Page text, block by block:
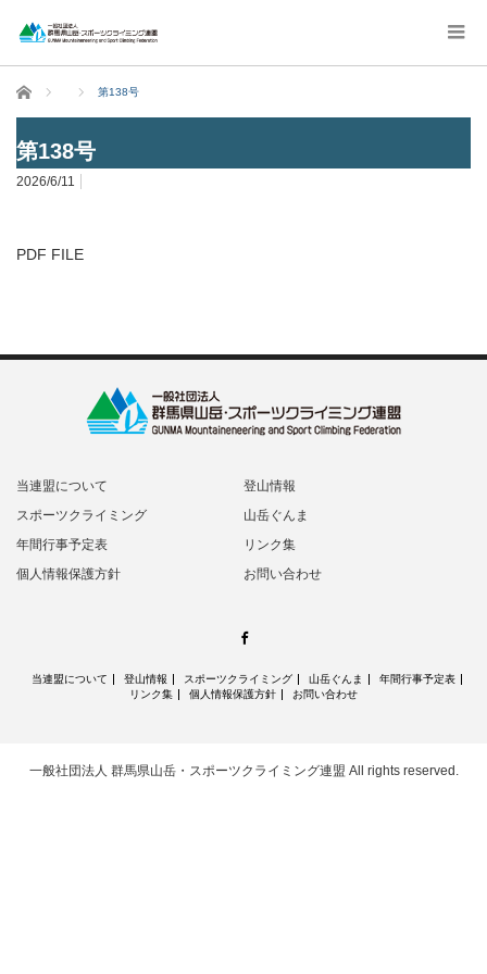
ホーム 第138号
第138号
2026/6/11
PDF FILE
当連盟について
登山情報
スポーツクライミング
山岳ぐんま
年間行事予定表
リンク集
個人情報保護方針
お問い合わせ
当連盟について 登山情報 スポーツクライミング 山岳ぐんま
年間行事予定表
リンク集
個人情報保護方針 お問い合わせ
一般社団法人 群馬県山岳・スポーツクライミング連盟 All rights reserved.